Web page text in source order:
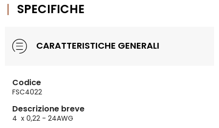
SPECIFICHE
CARATTERISTICHE GENERALI
Codice
FSC4022
Descrizione breve
4 x 0,22 - 24AWG